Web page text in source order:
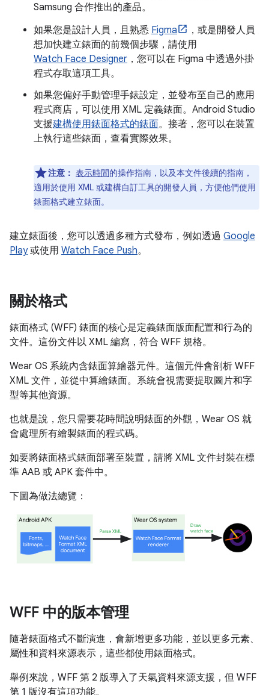
Samsung 合作推出的產品。
如果您是設計人員，且熟悉 Figma
，或是開發人員
想加快建立錶面的前幾個步驟，請使用
Watch Face Designer ，您可以在 Figma 中透過外掛
程式存取這項工具。
如果您偏好手動管理手錶設定，並發布至自己的應用
程式商店，可以使用 XML 定義錶面。Android Studio
支援建構使用錶面格式的錶面。接著，您可以在裝置
上執行這些錶面，查看實際效果。
注意： 表示時間的操作指南，以及本文件後續的指南，
適用於使用 XML 或建構自訂工具的開發人員，方便他們使用
錶面格式建立錶面。
建立錶面後，您可以透過多種方式發布，例如透過 Google
Play或使用 Watch Face Push。
關於格式
錶面格式 (WFF) 錶面的核心是定義錶面版面配置和行為的
文件。這份文件以 XML 編寫，符合 WFF 規格。
Wear OS 系統內含錶面算繪器元件。這個元件會剖析 WFF
XML 文件，並從中算繪錶面。系統會視需要提取圖片和字
型等其他資源。
也就是說，您只需要花時間說明錶面的外觀，Wear OS 就
會處理所有繪製錶面的程式碼。
如要將錶面格式錶面部署至裝置，請將 XML 文件封裝在標
準 AAB 或 APK 套件中。
下圖為做法總覽：
WFF 中的版本管理
隨著錶面格式不斷演進，會新增更多功能，並以更多元素、
屬性和資料來源表示，這些都使用錶面格式。
舉例來說，WFF 第 2 版導入了天氣資料來源支援，但 WFF
第 1 版沒有這項功能。